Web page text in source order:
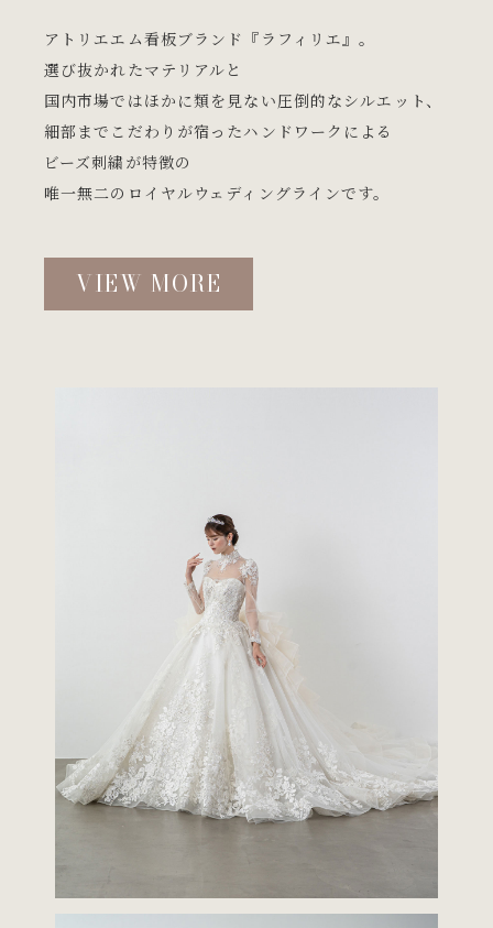
アトリエエム看板ブランド『ラフィリエ』。
選び抜かれたマテリアルと
国内市場ではほかに類を見ない圧倒的なシルエット、
細部までこだわりが宿ったハンドワークによる
ビーズ刺繍が特徴の
唯一無二のロイヤルウェディングラインです。
VIEW MORE